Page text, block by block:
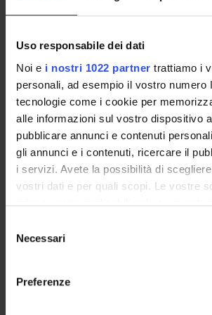
Uso responsabile dei dati
Noi e i nostri 1022 partner trattiamo i
personali, ad esempio il vostro numero
tecnologie come i cookie per
alle informazioni sul vostro dispositivo
pubblicare annunci e contenuti
gli annunci e i contenuti, ricercare il
i servizi. Avete la possibilità di
vostri dati e per quali scopi. Le vostre
privacy sono applicabili solo su questa
modificare o revocare il proprio
momento dalla Dichiarazione sui
delNecessari
Preferenze
Associate Professor
Full Professor
Alessandro Farinelli
Full Professor
Isabella Mastroeni
Associate Professor
Daniele Meli
Temporary Assistant Professor
RESEARCH AREAS INVOLVED IN THE